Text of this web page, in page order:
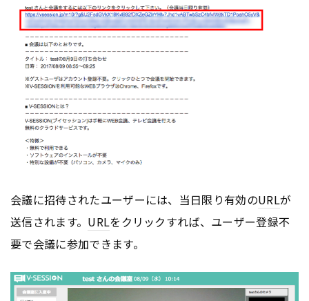
会議に招待されたユーザーには、当日限り有効のURLが
送信されます。 URLをクリックすれば、ユーザー登録不
要で会議に参加できます。